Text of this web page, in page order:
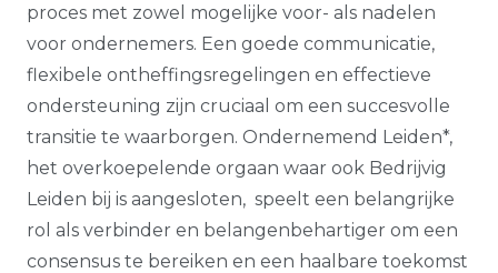
proces met zowel mogelijke voor- als nadelen
voor ondernemers. Een goede communicatie,
flexibele ontheffingsregelingen en effectieve
ondersteuning zijn cruciaal om een succesvolle
transitie te waarborgen. Ondernemend Leiden*,
het overkoepelende orgaan waar ook Bedrijvig
Leiden bij is aangesloten, speelt een belangrijke
rol als verbinder en belangenbehartiger om een
consensus te bereiken en een haalbare toekomst